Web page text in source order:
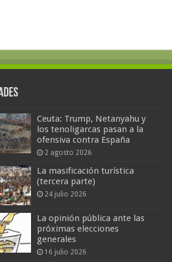
Ceuta: Trump, Netanyahu y
los tenoligarcas pasan a la
ofensiva contra España
2 agosto 2026
La masificación turística
(tercera parte)
24 julio 2026
La opinión pública ante las
próximas elecciones
generales
16 julio 2026